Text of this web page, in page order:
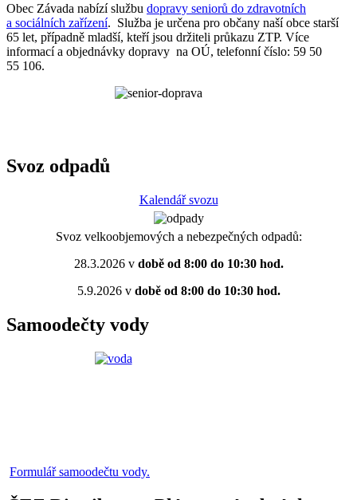
Obec Závada nabízí službu dopravy seniorů do zdravotních
a sociálních zařízení. Služba je určena pro občany naší obce starší
65 let, případně mladší, kteří jsou držiteli průkazu ZTP. Více
informací a objednávky dopravy na OÚ, telefonní číslo: 59 50
55 106.
Svoz odpadů
Kalendář svozu
Svoz velkoobjemových a nebezpečných odpadů:
28.3.2026 vdobě od 8:00 do 10:30 hod.
5.9.2026 vdobě od 8:00 do 10:30 hod.
Samoodečty vody
Formulář samoodečtu vody.